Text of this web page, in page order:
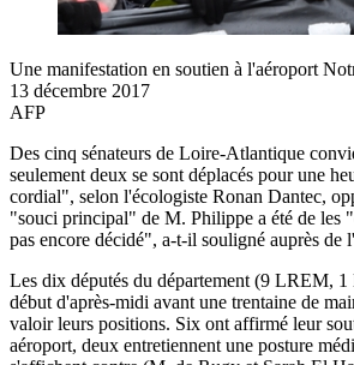
Une manifestation en soutien à l'aéroport
13 décembre 2017
AFP
Des cinq sénateurs de Loire-Atlantique
seulement deux se sont déplacés pour une
cordial", selon l'écologiste Ronan Dantec,
"souci principal" de M. Philippe a été de les
pas encore décidé", a-t-il souligné auprès de
Les dix députés du département (9 LREM, 1
début d'après-midi avant une trentaine de
valoir leurs positions. Six ont affirmé leur
aéroport, deux entretiennent une posture